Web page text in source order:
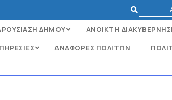
ΔΗΜΟΥ ΑΝΟΙΚΤΗ
ΑΝΑΦΟΡΈΣ ΠΟΛΙΤΏΝ